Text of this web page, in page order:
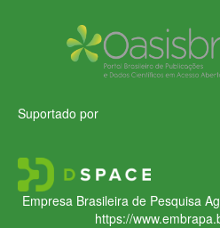
Suportado por
Empresa Brasileira de Pesquisa
https://